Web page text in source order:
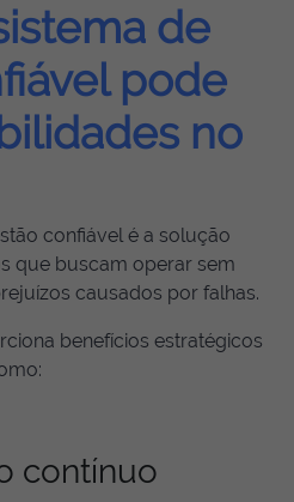
de
pode
no
confiável é a solução
que buscam operar sem
causados por falhas.
benefícios estratégicos
contínuo